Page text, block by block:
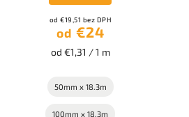
od €19,51 bez DPH
od €24
od €1,31 / 1 m
50mm x 18.3m
100mm x 18.3m